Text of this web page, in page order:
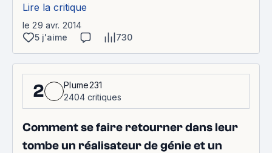
Lire la critique
le 29 avr. 2014
5 j'aime
730
2
Plume231
2404 critiques
Comment se faire retourner dans leur
tombe un réalisateur de génie et un